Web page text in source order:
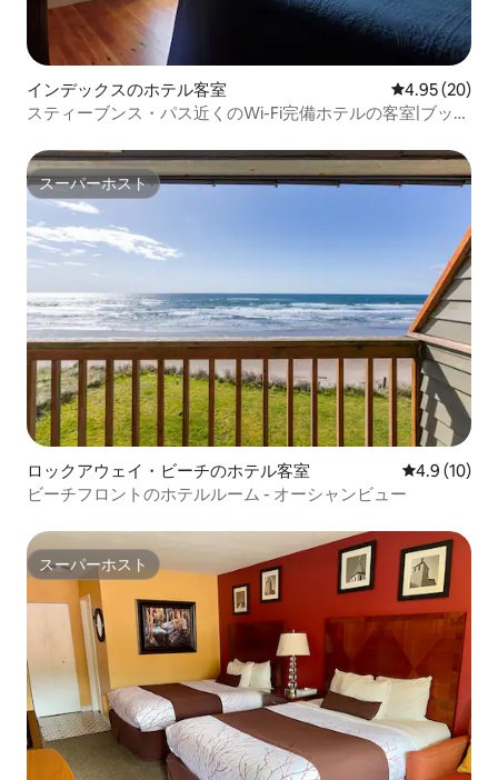
インデックスのホテル客室 レビュー20
4.95 (20)
スティーブンス・パス近くのWi-Fi完備ホテルの客室|ブッシ
スーパーホスト
スーパーホスト
ロックアウェイ・ビーチのホテル客室 レビュー10
4.9 (10)
ビーチフロントのホテルルーム - オーシャンビュー
スーパーホスト
スーパーホスト